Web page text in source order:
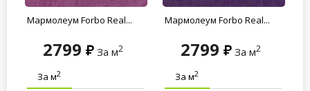
Мармолеум Forbo Real...
2799 За м2
За м2
Мармолеум Forbo Real...
2799 За м2
За м2